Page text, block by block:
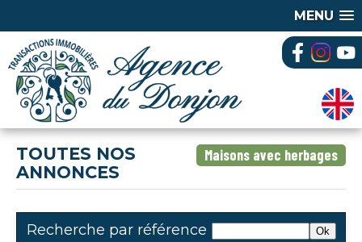
MENU
Maisons avec herbages
TOUTES NOS
ANNONCES
Recherche par référence